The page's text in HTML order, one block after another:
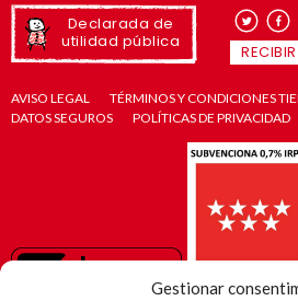
Gestionar
Declarada de
utilidad pública
AVISO LEGAL
TÉRMINOS Y CONDICIONES
DATOS SEGUROS
POLÍTICAS DE PRIVACIDAD